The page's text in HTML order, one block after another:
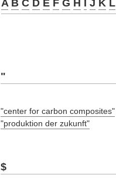
A B C D E F G H I J K L
"
"center for carbon composites"
"produktion der zukunft"
$